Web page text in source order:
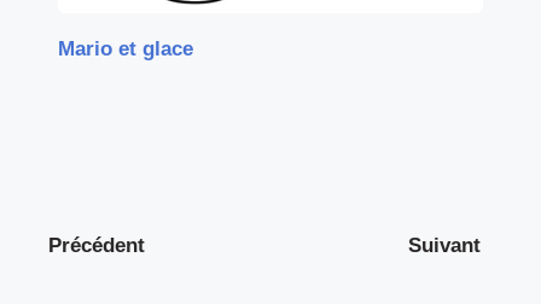
Mario et glace
Précédent Suivant